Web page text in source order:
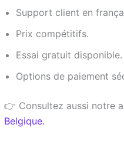
Support client en
Prix compétitifs.
Essai gratuit disponible.
Options de paiement
👉 Consultez aussi notre
Belgique.